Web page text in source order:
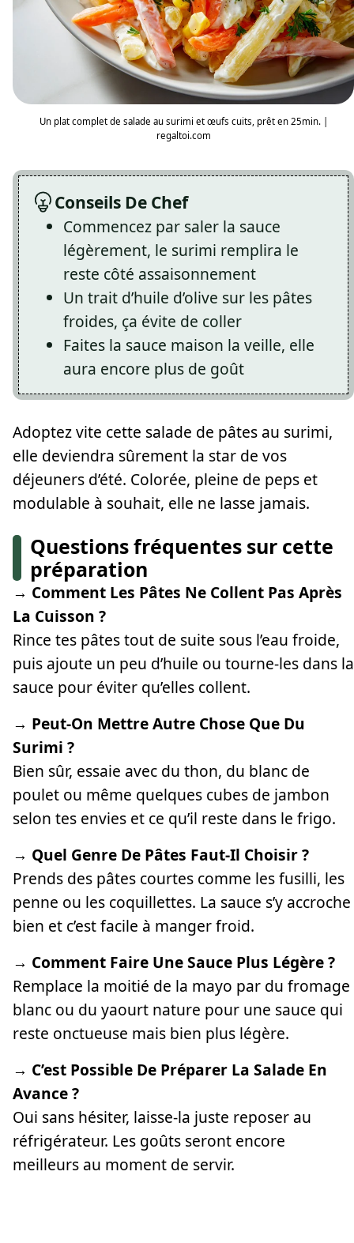
Un plat complet de salade au surimi et œufs cuits, prêt en 25min. |
regaltoi.com
Conseils De Chef
Commencez par saler la sauce
légèrement, le surimi remplira le
reste côté assaisonnement
Un trait d’huile d’olive sur les pâtes
froides, ça évite de coller
Faites la sauce maison la veille, elle
aura encore plus de goût
Adoptez vite cette salade de pâtes au surimi,
elle deviendra sûrement la star de vos
déjeuners d’été. Colorée, pleine de peps et
modulable à souhait, elle ne lasse jamais.
Questions fréquentes sur cette
préparation
→ Comment Les Pâtes Ne Collent Pas Après
La Cuisson ?
Rince tes pâtes tout de suite sous l’eau froide,
puis ajoute un peu d’huile ou tourne-les dans la
sauce pour éviter qu’elles collent.
→ Peut-On Mettre Autre Chose Que Du
Surimi ?
Bien sûr, essaie avec du thon, du blanc de
poulet ou même quelques cubes de jambon
selon tes envies et ce qu’il reste dans le frigo.
→ Quel Genre De Pâtes Faut-Il Choisir ?
Prends des pâtes courtes comme les fusilli, les
penne ou les coquillettes. La sauce s’y accroche
bien et c’est facile à manger froid.
→ Comment Faire Une Sauce Plus Légère ?
Remplace la moitié de la mayo par du fromage
blanc ou du yaourt nature pour une sauce qui
reste onctueuse mais bien plus légère.
→ C’est Possible De Préparer La Salade En
Avance ?
Oui sans hésiter, laisse-la juste reposer au
réfrigérateur. Les goûts seront encore
meilleurs au moment de servir.